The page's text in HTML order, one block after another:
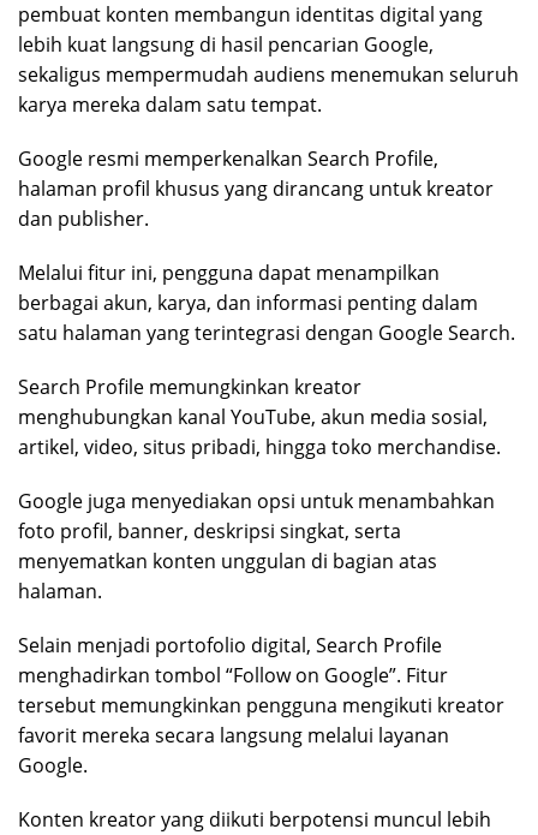
pembuat konten membangun identitas digital yang
lebih kuat langsung di hasil pencarian Google,
sekaligus mempermudah audiens menemukan seluruh
karya mereka dalam satu tempat.
Google resmi memperkenalkan Search Profile,
halaman profil khusus yang dirancang untuk kreator
dan publisher.
Melalui fitur ini, pengguna dapat menampilkan
berbagai akun, karya, dan informasi penting dalam
satu halaman yang terintegrasi dengan Google Search.
Search Profile memungkinkan kreator
menghubungkan kanal YouTube, akun media sosial,
artikel, video, situs pribadi, hingga toko merchandise.
Google juga menyediakan opsi untuk menambahkan
foto profil, banner, deskripsi singkat, serta
menyematkan konten unggulan di bagian atas
halaman.
Selain menjadi portofolio digital, Search Profile
menghadirkan tombol “Follow on Google”. Fitur
tersebut memungkinkan pengguna mengikuti kreator
favorit mereka secara langsung melalui layanan
Google.
Konten kreator yang diikuti berpotensi muncul lebih